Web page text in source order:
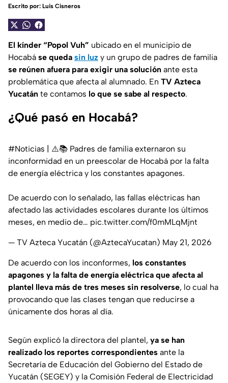
Escrito por: Luis Cisneros
El kínder “Popol Vuh” ubicado en el municipio de
Hocabá se queda sin luz y un grupo de padres de familia
se reúnen afuera para exigir una solución ante esta
problemática que afecta al alumnado. En TV Azteca
Yucatán te contamos lo que se sabe al respecto.
¿Qué pasó en Hocabá?
#Noticias | ⚠️📚 Padres de familia externaron su
inconformidad en un preescolar de Hocabá por la falta
de energía eléctrica y los constantes apagones.
De acuerdo con lo señalado, las fallas eléctricas han
afectado las actividades escolares durante los últimos
meses, en medio de… pic.twitter.com/f0mMLqMjnt
— TV Azteca Yucatán (@AztecaYucatan) May 21, 2026
De acuerdo con los inconformes, los constantes
apagones y la falta de energía eléctrica que afecta al
plantel lleva más de tres meses sin resolverse, lo cual ha
provocando que las clases tengan que reducirse a
únicamente dos horas al día.
Según explicó la directora del plantel, ya se han
realizado los reportes correspondientes ante la
Secretaría de Educación del Gobierno del Estado de
Yucatán (SEGEY) y la Comisión Federal de Electricidad